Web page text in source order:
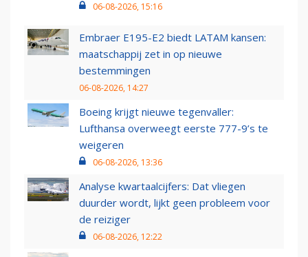
06-08-2026, 15:16
Embraer E195-E2 biedt LATAM kansen:
maatschappij zet in op nieuwe
bestemmingen
06-08-2026, 14:27
Boeing krijgt nieuwe tegenvaller:
Lufthansa overweegt eerste 777-9’s te
weigeren
06-08-2026, 13:36
Analyse kwartaalcijfers: Dat vliegen
duurder wordt, lijkt geen probleem voor
de reiziger
06-08-2026, 12:22